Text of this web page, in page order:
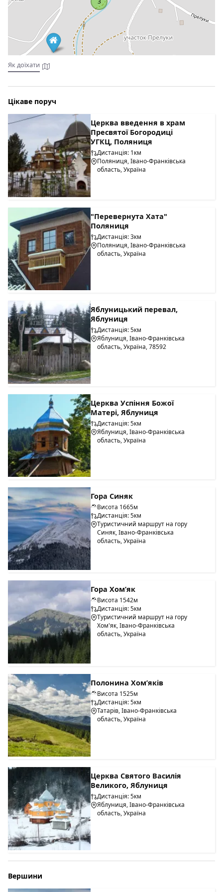
Як доїхати
Цікаве поруч
Церква введення в храм
Пресвятої Богородиці
УГКЦ, Поляниця
Дистанція: 1км
Поляниця, Івано-Франківська
область, Україна
"Перевернута Хата"
Поляниця
Дистанція: 3км
Поляниця, Івано-Франківська
область, Україна
Яблуницький перевал,
Яблуниця
Дистанція: 5км
Яблуниця, Івано-Франківська
область, Україна, 78592
Церква Успіння Божої
Матері, Яблуниця
Дистанція: 5км
Яблуниця, Івано-Франківська
область, Україна
Гора Синяк
Висота 1665м
Дистанція: 5км
Туристичний маршрут на гору
Синяк, Івано-Франківська
область, Україна
Гора Хом’як
Висота 1542м
Дистанція: 5км
Туристичний маршрут на гору
Хом'як, Івано-Франківська
область, Україна
Полонина Хом’яків
Висота 1525м
Дистанція: 5км
Татарів, Івано-Франківська
область, Україна
Церква Святого Василія
Великого, Яблуниця
Дистанція: 5км
Яблуниця, Івано-Франківська
область, Україна
Вершини